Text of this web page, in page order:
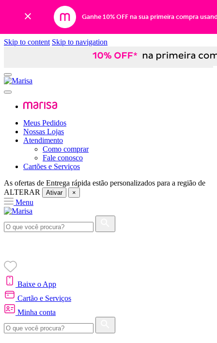
Ganhe 10% OFF na sua primeira compra
Skip to content Skip to navigation
Meus Pedidos
Nossas Lojas
Atendimento
Como comprar
Fale conosco
Cartões e Serviços
As ofertas de Entrega rápida estão personalizados para a região de
ALTERAR
Ativar ×
Menu
Baixe o App
Cartão e Serviços
Minha conta